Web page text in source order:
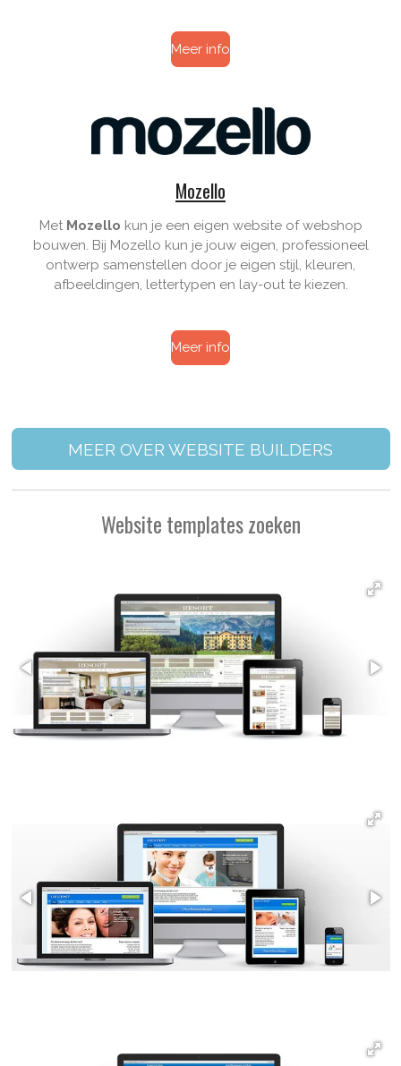
Meer info
Mozello
Met Mozello kun je een eigen website of webshop
bouwen. Bij Mozello kun je jouw eigen, professioneel
ontwerp samenstellen door je eigen stijl, kleuren,
afbeeldingen, lettertypen en lay-out te kiezen.
Meer info
MEER OVER WEBSITE BUILDERS
Website templates zoeken